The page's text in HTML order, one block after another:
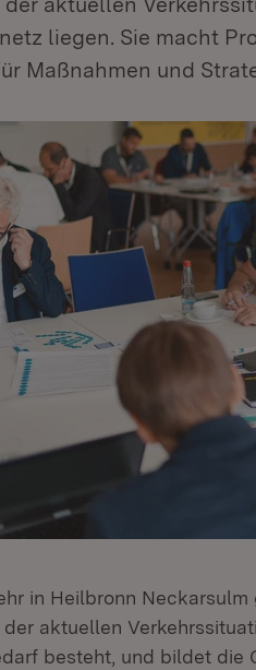
liegen. Sie macht
Maßnahmen und
in Heilbronn
aktuellen
besteht, und bildet die